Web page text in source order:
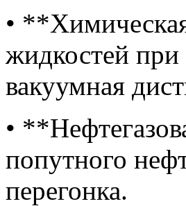
•
жидкостей при
вакуумная
•
попутного
перегонка.